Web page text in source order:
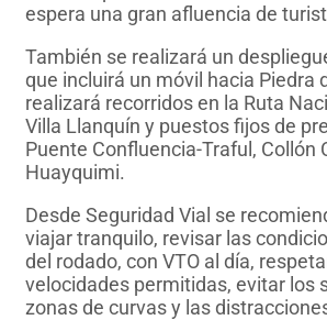
espera una gran afluencia de
También se realizará un
que incluirá un móvil hacia Piedra
realizará recorridos en la Ruta
Villa Llanquín y puestos fijos de
Puente Confluencia-Traful, Collón
Huayquimi.
Desde Seguridad Vial se
viajar tranquilo, revisar las
del rodado, con VTO al día,
velocidades permitidas, evitar los
zonas de curvas y las